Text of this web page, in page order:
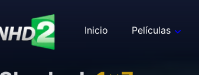
Inicio Películas